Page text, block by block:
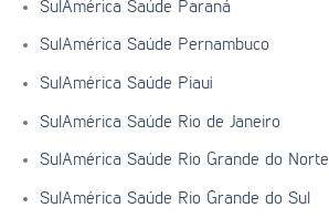
SulAmérica Saúde Paraná
SulAmérica Saúde Pernambuco
SulAmérica Saúde Piauí
SulAmérica Saúde Rio de Janeiro
SulAmérica Saúde Rio Grande do Norte
SulAmérica Saúde Rio Grande do Sul